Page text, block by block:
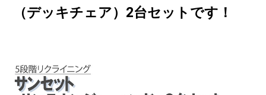
（デッキチェア）2台セットです！